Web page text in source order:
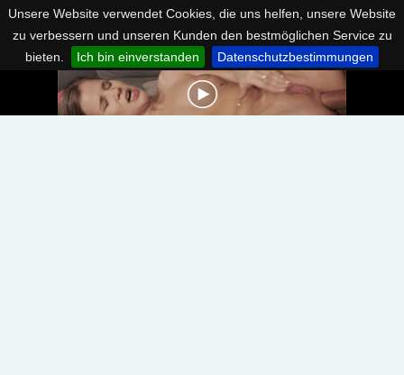
Unsere Website verwendet Cookies, die uns helfen, unsere Website
zu verbessern und unseren Kunden den bestmöglichen Service zu
bieten.
Ich bin einverstanden Datenschutzbestimmungen